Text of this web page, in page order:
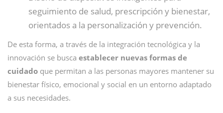
seguimiento de salud, prescripción y bienestar,
orientados a la personalización y prevención.
De esta forma, a través de la integración tecnológica y la
innovación se busca establecer nuevas formas de
cuidado que permitan a las personas mayores mantener su
bienestar físico, emocional y social en un entorno adaptado
a sus necesidades.